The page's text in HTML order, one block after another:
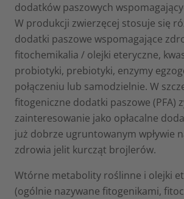
dodatków paszowych
W produkcji zwierzęcej stosuje się
dodatki paszowe wspomagające
fitochemikalia / olejki eteryczne,
probiotyki, prebiotyki, enzymy
połączeniu lub samodzielnie. W
fitogeniczne dodatki paszowe (PFA)
zainteresowanie jako opłacalne
już dobrze ugruntowanym wpływie
zdrowia jelit kurcząt brojlerów.
Wtórne metabolity roślinne i olejki
(ogólnie nazywane fitogenikami,